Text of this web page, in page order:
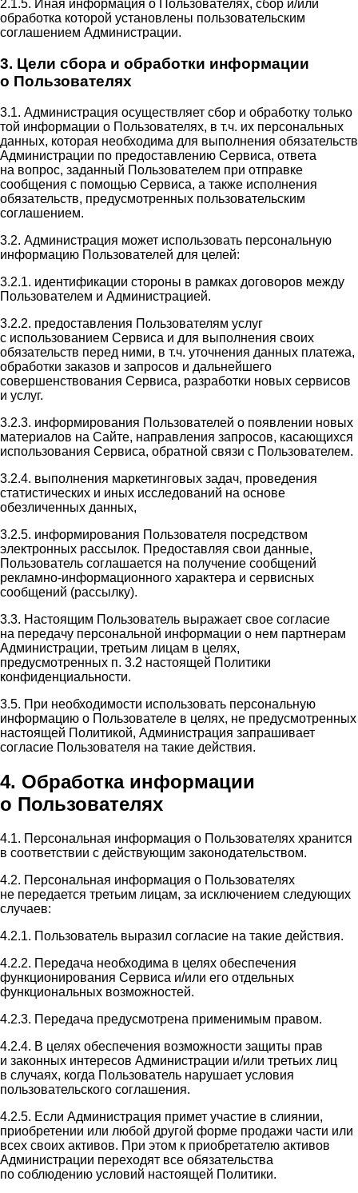
2.1.5. Иная информация о Пользователях, сбор и/или
обработка которой установлены пользовательским
соглашением Администрации.
3. Цели сбора и обработки информации
о Пользователях
3.1. Администрация осуществляет сбор и обработку только
той информации о Пользователях, в т.ч. их персональных
данных, которая необходима для выполнения обязательств
Администрации по предоставлению Сервиса, ответа
на вопрос, заданный Пользователем при отправке
сообщения с помощью Сервиса, а также исполнения
обязательств, предусмотренных пользовательским
соглашением.
3.2. Администрация может использовать персональную
информацию Пользователей для целей:
3.2.1. идентификации стороны в рамках договоров между
Пользователем и Администрацией.
3.2.2. предоставления Пользователям услуг
с использованием Сервиса и для выполнения своих
обязательств перед ними, в т.ч. уточнения данных платежа,
обработки заказов и запросов и дальнейшего
совершенствования Сервиса, разработки новых сервисов
и услуг.
3.2.3. информирования Пользователей о появлении новых
материалов на Сайте, направления запросов, касающихся
использования Сервиса, обратной связи с Пользователем.
3.2.4. выполнения маркетинговых задач, проведения
статистических и иных исследований на основе
обезличенных данных,
3.2.5. информирования Пользователя посредством
электронных рассылок. Предоставляя свои данные,
Пользователь соглашается на получение сообщений
рекламно-информационного характера и сервисных
сообщений (рассылку).
3.3. Настоящим Пользователь выражает свое согласие
на передачу персональной информации о нем партнерам
Администрации, третьим лицам в целях,
предусмотренных п. 3.2 настоящей Политики
конфиденциальности.
3.5. При необходимости использовать персональную
информацию о Пользователе в целях, не предусмотренных
настоящей Политикой, Администрация запрашивает
согласие Пользователя на такие действия.
4. Обработка информации
о Пользователях
4.1. Персональная информация о Пользователях хранится
в соответствии с действующим законодательством.
4.2. Персональная информация о Пользователях
не передается третьим лицам, за исключением следующих
случаев:
4.2.1. Пользователь выразил согласие на такие действия.
4.2.2. Передача необходима в целях обеспечения
функционирования Сервиса и/или его отдельных
функциональных возможностей.
4.2.3. Передача предусмотрена применимым правом.
4.2.4. В целях обеспечения возможности защиты прав
и законных интересов Администрации и/или третьих лиц
в случаях, когда Пользователь нарушает условия
пользовательского соглашения.
4.2.5. Если Администрация примет участие в слиянии,
приобретении или любой другой форме продажи части или
всех своих активов. При этом к приобретателю активов
Администрации переходят все обязательства
по соблюдению условий настоящей Политики.